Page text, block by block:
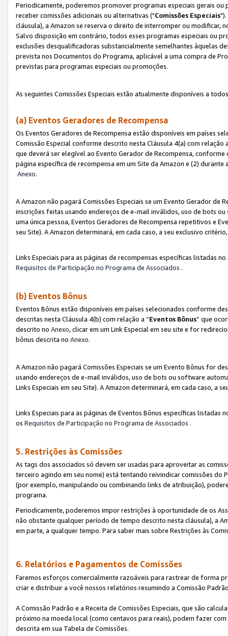
Periodicamente, poderemos promover programas especiais gerais
receber comissões adicionais ou alternativas ("Comissões Especiais
cláusula), a Amazon se reserva o direito de interromper ou
Salvo disposição em contrário, todos esses programas especiais ou
exclusões desqualificadoras substancialmente semelhantes àquelas
prevista nos Documentos do Programa, aplicável a uma compra de
previstas para programas especiais ou promoções.
As seguintes Comissões Especiais estão atualmente disponíveis a
(a) Eventos Geradores de Recompensa
Os Eventos Geradores de Recompensa estão disponíveis em países
Comissão Especial conforme descrito nesta Cláusula 4(a) com relação
que deverá ser elegível ao Evento Gerador de Recompensa,
página específica de recompensa em um Site da Amazon e (2)
Anexo.
A Amazon não pagará Comissões Especiais se um Evento Gerador
inscrições feitas usando endereços de e-mail inválidos, uso de bots
uma única pessoa, Eventos Geradores de Recompensa repetitivos e
seu Site). A Amazon determinará, em cada caso, a seu exclusivo
Links Especiais para as páginas de recompensas específicas listadas no
Requisitos de Participação no Programa de Associados .
(b) Eventos Bônus
Eventos Bônus estão disponíveis em países selecionados conforme
descritas nesta Cláusula 4(b) com relação a “Eventos Bônus” que
descrito no Anexo, clicar em um Link Especial em seu site e for
bônus descrita no Anexo.
A Amazon não pagará Comissões Especiais se um Evento Bônus for
usando endereços de e-mail inválidos, uso de bots ou software
Links Especiais em seu Site). A Amazon determinará, em cada caso, a
Links Especiais para as páginas de Eventos Bônus específicas listadas
os Requisitos de Participação no Programa de Associados .
5. Restrições às Comissões
As tags dos associados só devem ser usadas para aproveitar as
terceiro agindo em seu nome) está tentando reivindicar comissões
(por exemplo, manipulando ou combinando links de atribuição),
programa.
Periodicamente, poderemos impor restrições à oportunidade de os
não obstante qualquer período de tempo descrito nesta cláusula), a
em parte, a qualquer tempo. Para saber mais sobre Restrições às
6. Relatórios e Pagamentos de Comissões
Faremos esforços comercialmente razoáveis para rastrear de forma
criar e distribuir a você nossos relatórios resumindo a Comissão
A Comissão Padrão e a Receita de Comissões Especiais, que são
próximo na moeda local (como centavos para reais), podem fazer
descrita em sua Tabela de Comissões.